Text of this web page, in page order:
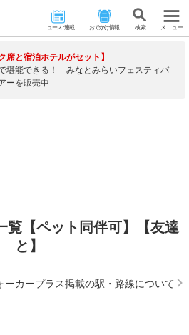
ニュース･連載 おでかけ情報 検 索 メニュー
席と宿泊ホテルがセット】
堪能できる！「みなとみらいフェスティバ
ーを販売中
覧【ペット同伴可】【友達
と】
ーカープラス掲載の駅・路線について